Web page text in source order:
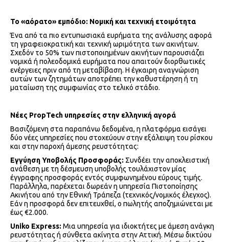
Το «αόρατο» εμπόδιο: Νομική και τεχνική ετοιμότητα
Ένα από τα πιο εντυπωσιακά ευρήματα της ανάλυσης αφορά
τη γραφειοκρατική και τεχνική ωριμότητα των ακινήτων.
Σχεδόν το 50% των πιστοποιημένων ακινήτων παρουσιάζει
νομικά ή πολεοδομικά ευρήματα που απαιτούν διορθωτικές
ενέργειες πριν από τη μεταβίβαση. Η έγκαιρη αναγνώριση
αυτών των ζητημάτων αποτρέπει την καθυστέρηση ή τη
ματαίωση της συμφωνίας στο τελικό στάδιο.
Νέες PropTech υπηρεσίες στην ελληνική αγορά
Βασιζόμενη στα παραπάνω δεδομένα, η πλατφόρμα εισάγει
δύο νέες υπηρεσίες που στοχεύουν στην εξάλειψη του ρίσκου
και στην παροχή άμεσης ρευστότητας:
Εγγύηση Υποβολής Προσφοράς: Συνδέει την αποκλειστική
ανάθεση με τη δέσμευση υποβολής τουλάχιστον μίας
έγγραφης προσφοράς εντός συμφωνημένου εύρους τιμής.
Παράλληλα, παρέχεται δωρεάν η υπηρεσία Πιστοποίησης
Ακινήτου από την Εθνική Τράπεζα (τεχνικός/νομικός έλεγχος).
Εάν η προσφορά δεν επιτευχθεί, ο πωλητής αποζημιώνεται με
έως €2.000.
Uniko Express: Μια υπηρεσία για ιδιοκτήτες με άμεση ανάγκη
ρευστότητας ή σύνθετα ακίνητα στην Αττική. Μέσω δικτύου